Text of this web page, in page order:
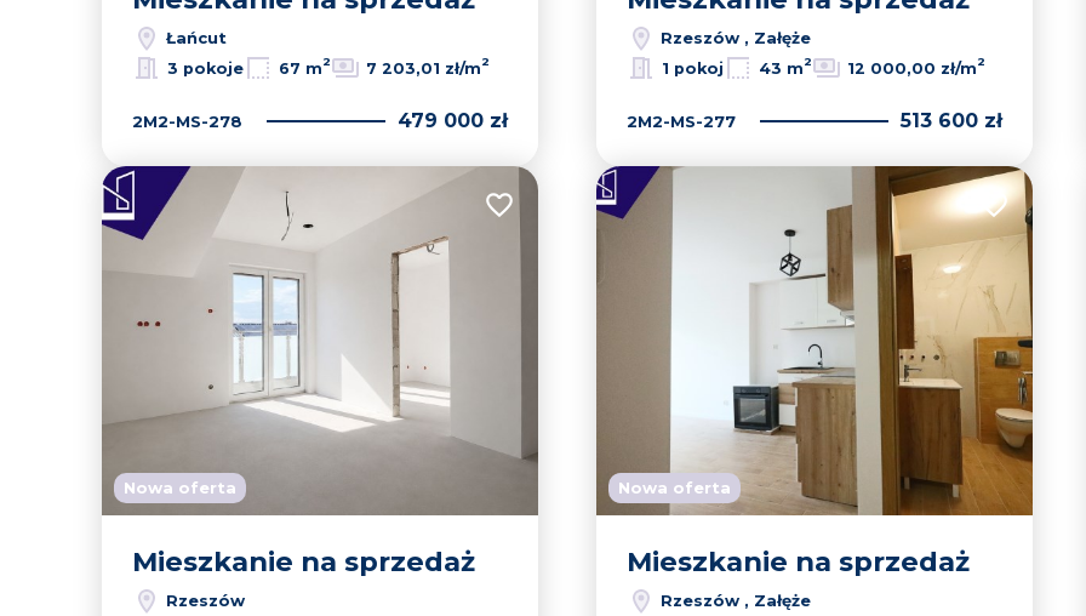
Łańcut
3 pokoje 67 m2 7 203,01 zł/m2
2M2-MS-278 479 000 zł
Rzeszów , Załęże
1 pokoj 43 m2 12 000,00 zł/m2
2M2-MS-277 513 600 zł
Nowa oferta
Dodaj do ulubionych
Mieszkanie na sprzedaż
Rzeszów
Nowa oferta
Dodaj do
Mieszkanie na sprzedaż
Rzeszów , Załęże